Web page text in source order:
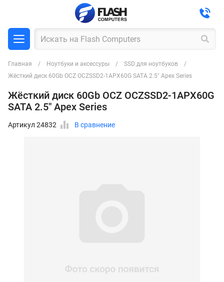
Главная Ноутбуки и аксессуры
SSD для ноутбуков
Жёсткий диск 60Gb OCZ OCZSSD2-1APX60G SATA 2.5" Apex Series
Жёсткий диск 60Gb OCZ OCZSSD2-1APX60G
SATA 2.5" Apex Series
Артикул 24832 В сравнение